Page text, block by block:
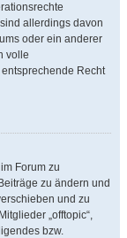
allerdings davon
oder ein anderer
volle
Recht
Forum zu
zu ändern und
und zu
„offtopic“,
bzw.